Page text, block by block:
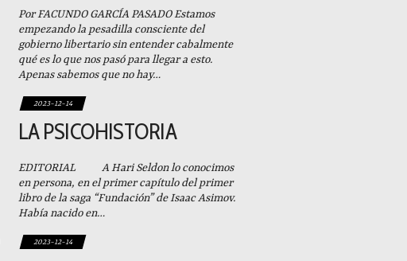
Por FACUNDO GARCÍA PASADO Estamos
empezando la pesadilla consciente del
gobierno libertario sin entender cabalmente
qué es lo que nos pasó para llegar a esto.
Apenas sabemos que no hay…
2023-12-14
LA PSICOHISTORIA
EDITORIAL A Hari Seldon lo conocimos
en persona, en el primer capítulo del primer
libro de la saga “Fundación” de Isaac Asimov.
Había nacido en…
2023-12-14